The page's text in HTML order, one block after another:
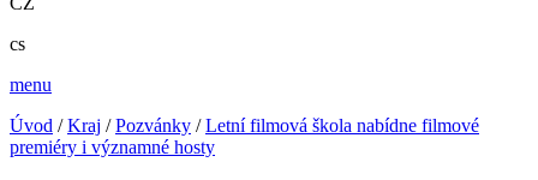
cs
menu
Úvod /Kraj /Pozvánky /Letní filmová škola nabídne filmové
premiéry i významné hosty